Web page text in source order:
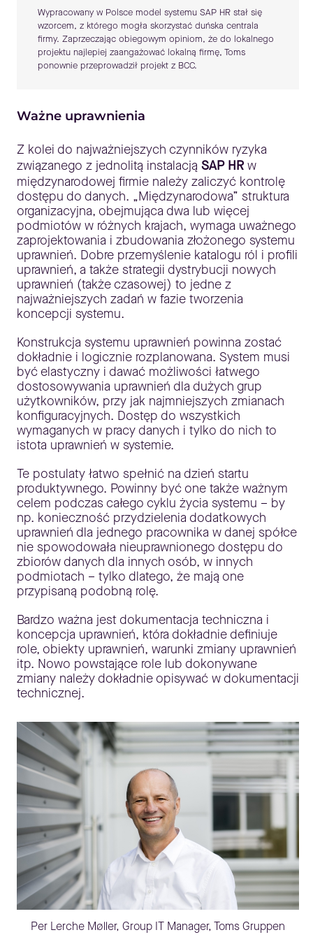
Wypracowany w Polsce model systemu SAP HR stał się
wzorcem, z którego mogła skorzystać duńska centrala
firmy. Zaprzeczając obiegowym opiniom, że do lokalnego
projektu najlepiej zaangażować lokalną firmę, Toms
ponownie przeprowadził projekt z BCC.
Ważne uprawnienia
Z kolei do najważniejszych czynników ryzyka
związanego z jednolitą instalacją SAP HR w
międzynarodowej firmie należy zaliczyć kontrolę
dostępu do danych. „Międzynarodowa” struktura
organizacyjna, obejmująca dwa lub więcej
podmiotów w różnych krajach, wymaga uważnego
zaprojektowania i zbudowania złożonego systemu
uprawnień. Dobre przemyślenie katalogu ról i profili
uprawnień, a także strategii dystrybucji nowych
uprawnień (także czasowej) to jedne z
najważniejszych zadań w fazie tworzenia
koncepcji systemu.
Konstrukcja systemu uprawnień powinna zostać
dokładnie i logicznie rozplanowana. System musi
być elastyczny i dawać możliwości łatwego
dostosowywania uprawnień dla dużych grup
użytkowników, przy jak najmniejszych zmianach
konfiguracyjnych. Dostęp do wszystkich
wymaganych w pracy danych i tylko do nich to
istota uprawnień w systemie.
Te postulaty łatwo spełnić na dzień startu
produktywnego. Powinny być one także ważnym
celem podczas całego cyklu życia systemu – by
np. konieczność przydzielenia dodatkowych
uprawnień dla jednego pracownika w danej spółce
nie spowodowała nieuprawnionego dostępu do
zbiorów danych dla innych osób, w innych
podmiotach – tylko dlatego, że mają one
przypisaną podobną rolę.
Bardzo ważna jest dokumentacja techniczna i
koncepcja uprawnień, która dokładnie definiuje
role, obiekty uprawnień, warunki zmiany uprawnień
itp. Nowo powstające role lub dokonywane
zmiany należy dokładnie opisywać w dokumentacji
technicznej.
Per Lerche Møller, Group IT Manager, Toms Gruppen